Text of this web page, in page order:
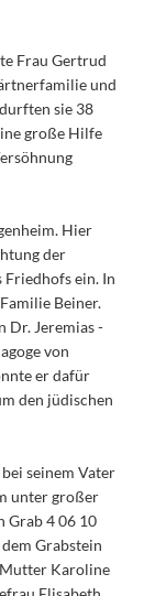
Frau Gertrud
und
sie 38
große Hilfe
Hier
der
Friedhofs ein. In
Beiner.
Dr. Jeremias -
von
er dafür
den jüdischen
seinem Vater
unter großer
Grab 4 06 10
Grabstein
Karoline